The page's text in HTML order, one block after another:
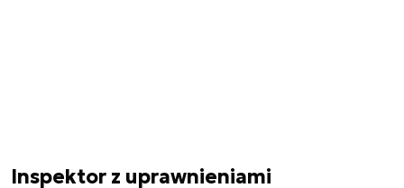
Inspektor z uprawnieniami